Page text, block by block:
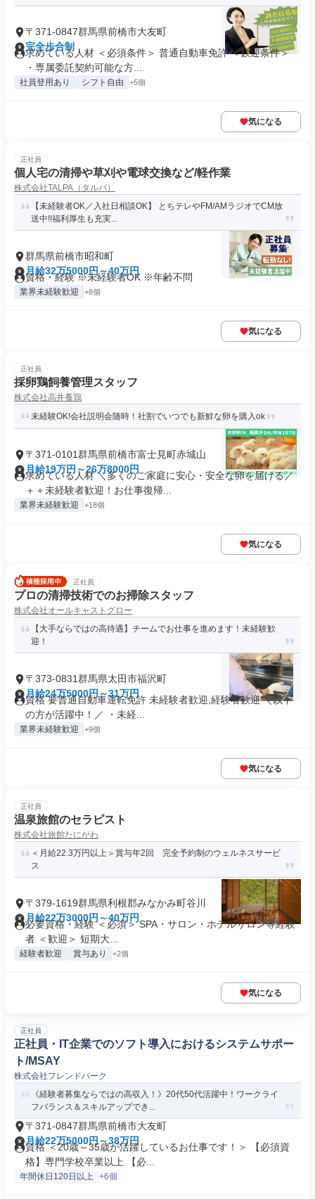
〒371-0847群馬県前橋市大友町
完全歩合制
求めている人材 ＜必須条件＞ 普通自動車免許 ＜歓迎条件＞
・専属委託契約可能な方...
社員登用あり シフト自由 +5個
気になる
正社員
個人宅の清掃や草刈や電球交換など/軽作業
株式会社TALPA（タルパ）
【未経験者OK／入社日相談OK】 とちテレやFM/AMラジオでCM放
送中!!福利厚生も充実...
群馬県前橋市昭和町
月給32万5000円～40万円
資格・経験 ※未経験者OK ※年齢不問
業界未経験歓迎 +8個
気になる
正社員
採卵鶏飼養管理スタッフ
株式会社高井養鶏
未経験OK!会社説明会随時！社割でいつでも新鮮な卵を購入ok
〒371-0101群馬県前橋市富士見町赤城山
月給19万円～26万8000円
求めている人材 ＼多くのご家庭に安心・安全な卵を届ける／
＋＋未経験者歓迎！お仕事復帰...
業界未経験歓迎 +18個
気になる
正社員
プロの清掃技術でのお掃除スタッフ
株式会社オールキャストグロー
【大手ならではの高待遇】チームでお仕事を進めます！未経験歓
迎！
〒373-0831群馬県太田市福沢町
月給24万5000円～31万円
資格 要普通自動車運転免許 未経験者歓迎,経験者歓迎 ＼以下
の方が活躍中！／ ・未経...
業界未経験歓迎 +9個
気になる
正社員
温泉旅館のセラピスト
株式会社旅館たにがわ
＜月給22.3万円以上＞賞与年2回 完全予約制のウェルネスサービ
ス
〒379-1619群馬県利根郡みなかみ町谷川
月給22万3000円～40万円
必要資格・経験 ＜必須＞ SPA・サロン・ホテルサロン等経験
者 ＜歓迎＞ 短期大...
経験者歓迎 賞与あり +2個
気になる
正社員
正社員・IT企業でのソフト導入におけるシステムサポー
ト/MSAY
株式会社フレンドパーク
《経験者募集ならではの高収入！》20代50代活躍中！ワークライ
フバランス＆スキルアップでき...
〒371-0847群馬県前橋市大友町
月給22万5000円～38万円
資格 ＜20歳～35歳が活躍しているお仕事です！＞ 【必須資
格】専門学校卒業以上 【必...
年間休日120日以上 +6個